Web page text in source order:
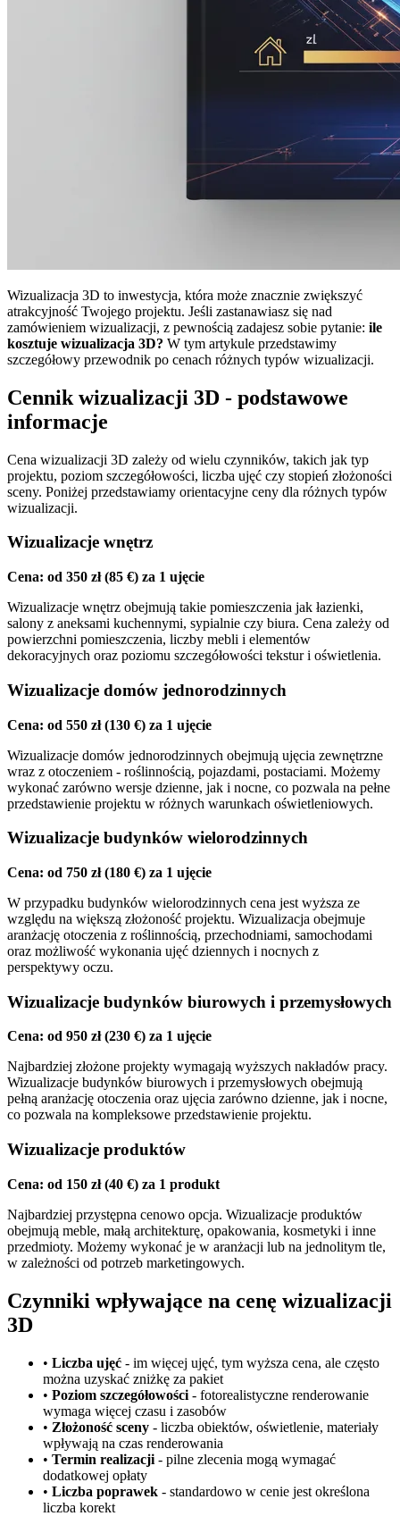
Wizualizacja 3D to inwestycja, która może znacznie zwiększyć
atrakcyjność Twojego projektu. Jeśli zastanawiasz się nad
zamówieniem wizualizacji, z pewnością zadajesz sobie pytanie: ile
kosztuje wizualizacja 3D? W tym artykule przedstawimy
szczegółowy przewodnik po cenach różnych typów wizualizacji.
Cennik wizualizacji 3D - podstawowe
informacje
Cena wizualizacji 3D zależy od wielu czynników, takich jak typ
projektu, poziom szczegółowości, liczba ujęć czy stopień złożoności
sceny. Poniżej przedstawiamy orientacyjne ceny dla różnych typów
wizualizacji.
Wizualizacje wnętrz
Cena: od 350 zł (85 €) za 1 ujęcie
Wizualizacje wnętrz obejmują takie pomieszczenia jak łazienki,
salony z aneksami kuchennymi, sypialnie czy biura. Cena zależy od
powierzchni pomieszczenia, liczby mebli i elementów
dekoracyjnych oraz poziomu szczegółowości tekstur i oświetlenia.
Wizualizacje domów jednorodzinnych
Cena: od 550 zł (130 €) za 1 ujęcie
Wizualizacje domów jednorodzinnych obejmują ujęcia zewnętrzne
wraz z otoczeniem - roślinnością, pojazdami, postaciami. Możemy
wykonać zarówno wersje dzienne, jak i nocne, co pozwala na pełne
przedstawienie projektu w różnych warunkach oświetleniowych.
Wizualizacje budynków wielorodzinnych
Cena: od 750 zł (180 €) za 1 ujęcie
W przypadku budynków wielorodzinnych cena jest wyższa ze
względu na większą złożoność projektu. Wizualizacja obejmuje
aranżację otoczenia z roślinnością, przechodniami, samochodami
oraz możliwość wykonania ujęć dziennych i nocnych z
perspektywy oczu.
Wizualizacje budynków biurowych i przemysłowych
Cena: od 950 zł (230 €) za 1 ujęcie
Najbardziej złożone projekty wymagają wyższych nakładów pracy.
Wizualizacje budynków biurowych i przemysłowych obejmują
pełną aranżację otoczenia oraz ujęcia zarówno dzienne, jak i nocne,
co pozwala na kompleksowe przedstawienie projektu.
Wizualizacje produktów
Cena: od 150 zł (40 €) za 1 produkt
Najbardziej przystępna cenowo opcja. Wizualizacje produktów
obejmują meble, małą architekturę, opakowania, kosmetyki i inne
przedmioty. Możemy wykonać je w aranżacji lub na jednolitym tle,
w zależności od potrzeb marketingowych.
Czynniki wpływające na cenę wizualizacji
3D
• Liczba ujęć - im więcej ujęć, tym wyższa cena, ale często
można uzyskać zniżkę za pakiet
• Poziom szczegółowości - fotorealistyczne renderowanie
wymaga więcej czasu i zasobów
• Złożoność sceny - liczba obiektów, oświetlenie, materiały
wpływają na czas renderowania
• Termin realizacji - pilne zlecenia mogą wymagać
dodatkowej opłaty
• Liczba poprawek - standardowo w cenie jest określona
liczba korekt